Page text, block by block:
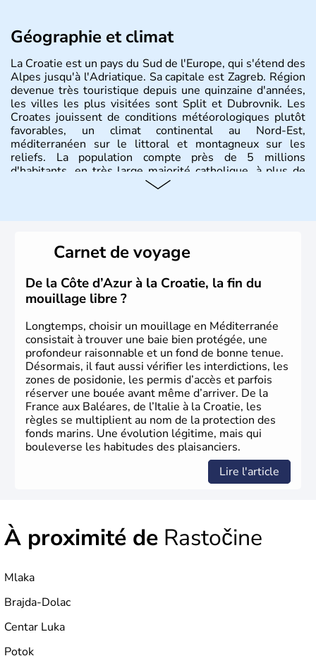
Géographie et climat
La Croatie est un pays du Sud de l'Europe, qui s'étend des
Alpes jusqu'à l'Adriatique. Sa capitale est Zagreb. Région
devenue très touristique depuis une quinzaine d'années,
les villes les plus visitées sont Split et Dubrovnik. Les
Croates jouissent de conditions météorologiques plutôt
favorables, un climat continental au Nord-Est,
méditerranéen sur le littoral et montagneux sur les
reliefs. La population compte près de 5 millions
d'habitants, en très large majorité catholique, à plus de
Alpes jusqu’à l’Adriatique. Sa capitale est
devenue très touristique depuis une quinzaine d’années,
les villes les plus visitées s’appellentSplitet Dubrovnik
Plus de neuf millions de personnes transitent chaque
année par le pays.
Carnet de voyage
De la Côte d’Azur à la Croatie, la fin du
mouillage libre ?
Longtemps, choisir un mouillage en Méditerranée
consistait à trouver une baie bien protégée, une
profondeur raisonnable et un fond de bonne tenue.
Désormais, il faut aussi vérifier les interdictions, les
zones de posidonie, les permis d’accès et parfois
réserver une bouée avant même d’arriver. De la
France aux Baléares, de l’Italie à la Croatie, les
règles se multiplient au nom de la protection des
fonds marins. Une évolution légitime, mais qui
bouleverse les habitudes des plaisanciers.
Lire l'article
À proximité de Rastočine
Mlaka
Brajda-Dolac
Centar Luka
Potok